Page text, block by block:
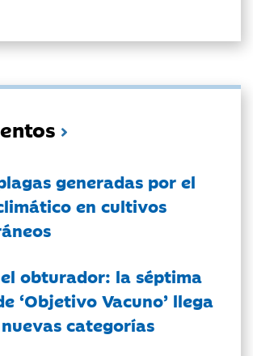
generadas por el
en cultivos
obturador: la séptima
‘Objetivo Vacuno’ llega
categorías